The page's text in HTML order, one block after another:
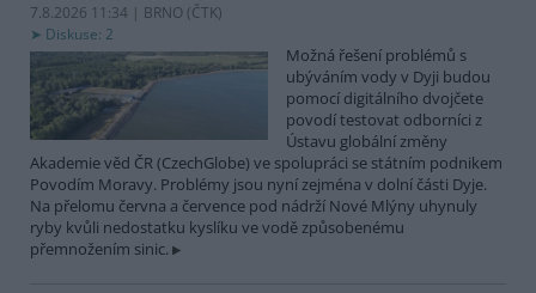
7.8.2026 11:34 | BRNO (ČTK)
Diskuse: 2
Možná řešení problémů s
ubýváním vody v Dyji budou
pomocí digitálního dvojčete
povodí testovat odborníci z
Ústavu globální změny
Akademie věd ČR (CzechGlobe) ve spolupráci se státním podnikem
Povodím Moravy. Problémy jsou nyní zejména v dolní části Dyje.
Na přelomu června a července pod nádrží Nové Mlýny uhynuly
ryby kvůli nedostatku kyslíku ve vodě způsobenému
přemnožením sinic.